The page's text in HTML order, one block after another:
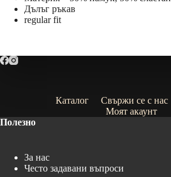
Дълъг ръкав
regular fit
Каталог Свържи се с нас
Моят акаунт
Полезно
За нас
Често задавани въпроси